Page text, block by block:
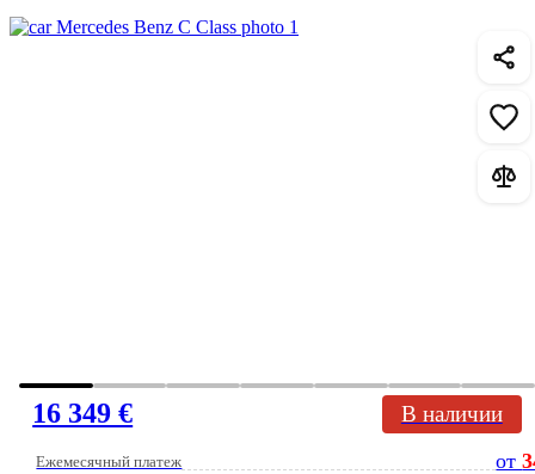
16 349 € В наличии
Ежемесячный платеж от